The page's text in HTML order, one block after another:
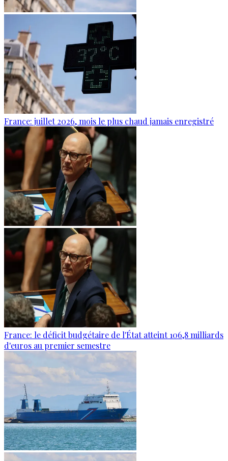
France: juillet 2026, mois le plus chaud jamais enregistré
France: le déficit budgétaire de l'État atteint 106,8 milliards
d'euros au premier semestre